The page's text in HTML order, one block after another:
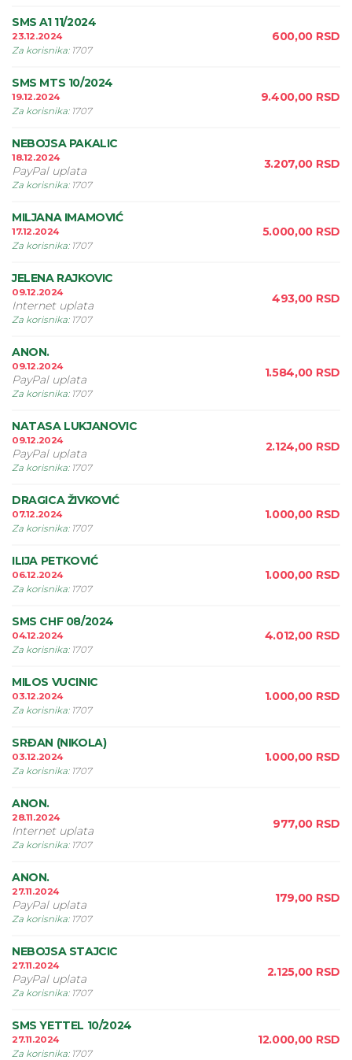
SMS A1 11/2024
23.12.2024
Za korisnika: 1707
600,00 RSD
SMS MTS 10/2024
19.12.2024
Za korisnika: 1707
9.400,00 RSD
NEBOJSA PAKALIC
18.12.2024
PayPal uplata
Za korisnika: 1707
3.207,00 RSD
MILJANA IMAMOVIĆ
17.12.2024
Za korisnika: 1707
5.000,00 RSD
JELENA RAJKOVIC
09.12.2024
Internet uplata
Za korisnika: 1707
493,00 RSD
ANON.
09.12.2024
PayPal uplata
Za korisnika: 1707
1.584,00 RSD
NATASA LUKJANOVIC
09.12.2024
PayPal uplata
Za korisnika: 1707
2.124,00 RSD
DRAGICA ŽIVKOVIĆ
07.12.2024
Za korisnika: 1707
1.000,00 RSD
ILIJA PETKOVIĆ
06.12.2024
Za korisnika: 1707
1.000,00 RSD
SMS CHF 08/2024
04.12.2024
Za korisnika: 1707
4.012,00 RSD
MILOS VUCINIC
03.12.2024
Za korisnika: 1707
1.000,00 RSD
SRÐAN (NIKOLA)
03.12.2024
Za korisnika: 1707
1.000,00 RSD
ANON.
28.11.2024
Internet uplata
Za korisnika: 1707
977,00 RSD
ANON.
27.11.2024
PayPal uplata
Za korisnika: 1707
179,00 RSD
NEBOJSA STAJCIC
27.11.2024
PayPal uplata
Za korisnika: 1707
2.125,00 RSD
SMS YETTEL 10/2024
27.11.2024
Za korisnika: 1707
12.000,00 RSD